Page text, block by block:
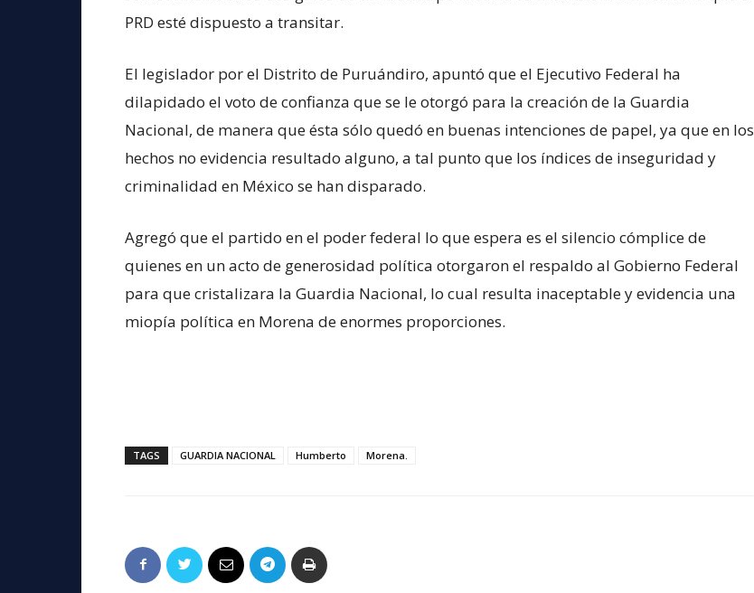
PRD esté dispuesto a transitar.
El legislador por el Distrito de Puruándiro, apuntó que el Ejecutivo Federal ha
dilapidado el voto de confianza que se le otorgó para la creación de la Guardia
Nacional, de manera que ésta sólo quedó en buenas intenciones de papel, ya que en los
hechos no evidencia resultado alguno, a tal punto que los índices de inseguridad y
criminalidad en México se han disparado.
Agregó que el partido en el poder federal lo que espera es el silencio cómplice de
quienes en un acto de generosidad política otorgaron el respaldo al Gobierno Federal
para que cristalizara la Guardia Nacional, lo cual resulta inaceptable y evidencia una
miopía política en Morena de enormes proporciones.
TAGS GUARDIA NACIONAL Humberto Morena.